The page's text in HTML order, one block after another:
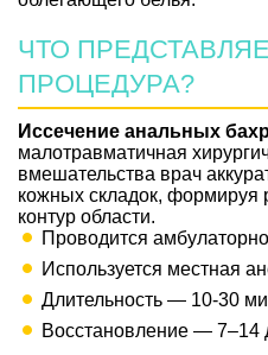
ЧТО
ПРОЦЕДУРА?
Иссечение анальных
малотравматичная
вмешательства врач
кожных складок, формируя
контур области.
Проводится
Используется местная
Длительность — 10-30
Восстановление — 7–14